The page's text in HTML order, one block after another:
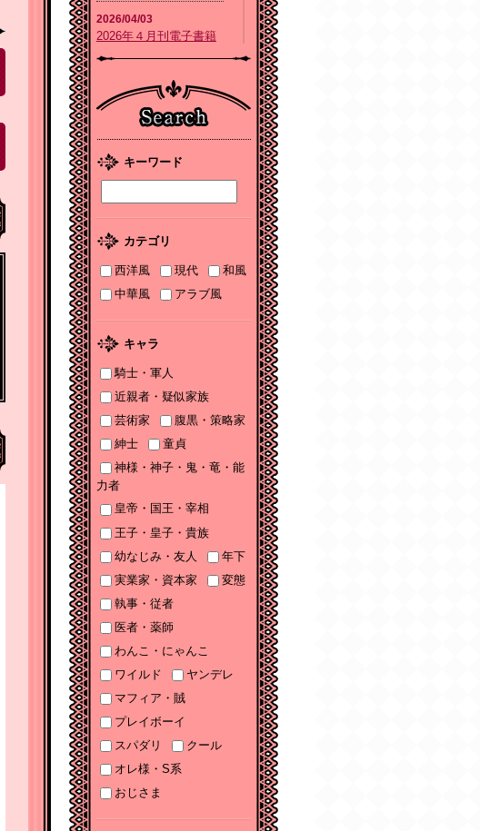
2026/04/03
2026年４月刊電子書籍
配信のお知らせ
2026/02/05
2026年２月刊電子書籍
配信のお知らせ
2026/01/08
2025年12月刊電子書籍
配信のお知らせ
2025/12/04
りかけましたがヤンデ
レ実業家の愛され妻に
なりました』お詫びと
2025/11/21
書泉2025年TLフェア
Sonyaコミックス参加
サイン色紙ちらっと見
せ♡
2025/11/08
書泉2025年TLフェア
ソーニャ文庫・Sonya
コミックス参加♡
2025/11/06
2025年11月刊電子書籍
配信のお知らせ
2025/10/06
2025年10月刊電子書籍
配信のお知らせ
2025/09/03
2025年９月刊電子書籍
配信のお知らせ
2025/08/05
キーワード
カテゴリ
西洋風 現代
和風
中華風
アラブ風
キャラ
騎士・軍人
近親者・疑似家族
芸術家
腹黒・策略家
紳士
童貞
神様・神子・鬼・竜・能
力者
皇帝・国王・宰相
王子・皇子・貴族
幼なじみ・友人
年下
実業家・資本家
変態
執事・従者
医者・薬師
わんこ・にゃんこ
ワイルド
ヤンデレ
マフィア・賊
プレイボーイ
スパダリ
クール
オレ様・S系
おじさま